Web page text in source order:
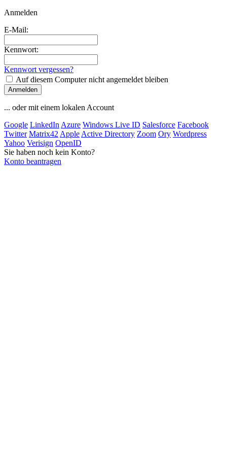
Anmelden
E-Mail:
Kennwort:
Kennwort vergessen?
Auf diesem Computer nicht angemeldet bleiben
... oder mit einem lokalen Account
Google LinkedIn Azure Windows Live ID Salesforce Facebook
Twitter Matrix42 Apple Active Directory Zoom Ory Wordpress
Yahoo Verisign OpenID
Sie haben noch kein Konto?
Konto beantragen